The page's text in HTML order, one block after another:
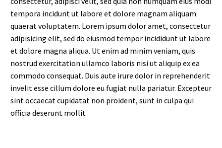
tempora incidunt ut labore et dolore magnam aliquam
quaerat voluptatem. Lorem ipsum dolor amet, consectetur
adipisicing elit, sed do eiusmod tempor incididunt ut labore
et dolore magna aliqua. Ut enim ad minim veniam, quis
nostrud exercitation ullamco laboris nisi ut aliquip ex ea
commodo consequat. Duis aute irure dolor in reprehenderit
invelit esse cillum dolore eu fugiat nulla pariatur. Excepteur
sint occaecat cupidatat non proident, sunt in culpa qui
officia deserunt mollit